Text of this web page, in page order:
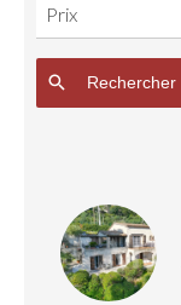
Prix
Rechercher